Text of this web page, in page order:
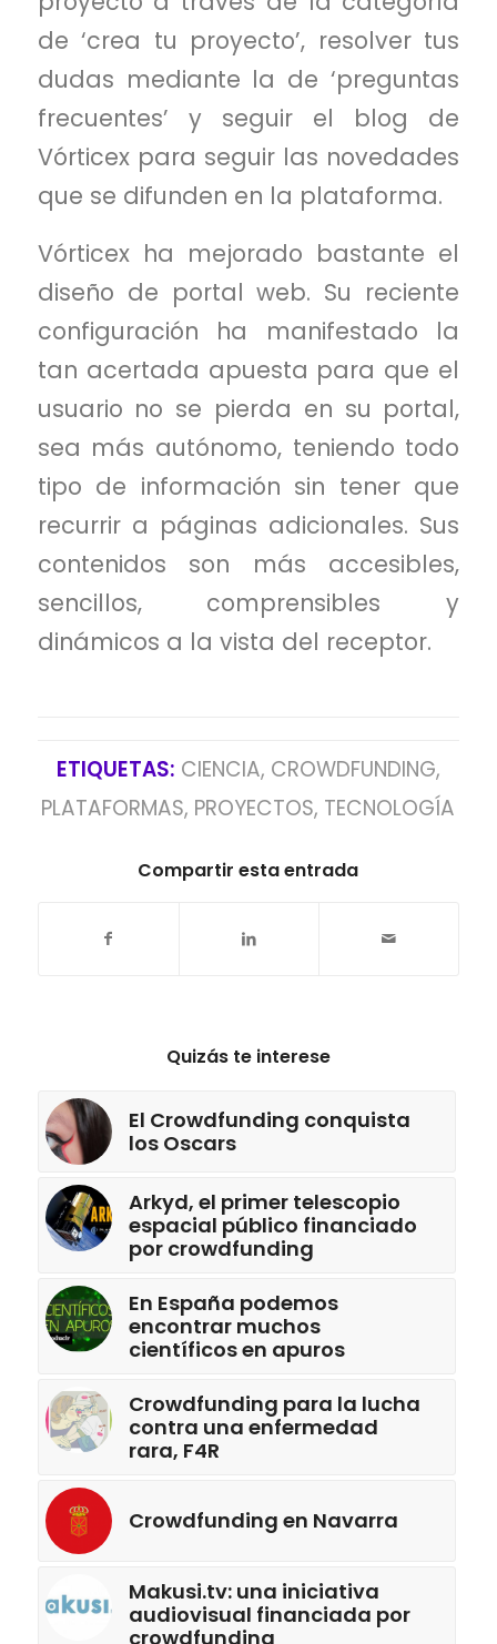
de ‘crea tu proyecto’, resolver tus
dudas mediante la de ‘preguntas
frecuentes’ y seguir el blog de
Vórticex para seguir las novedades
que se difunden en la plataforma.
Vórticex ha mejorado bastante el
diseño de portal web. Su reciente
configuración ha manifestado la
tan acertada apuesta para que el
usuario no se pierda en su portal,
sea más autónomo, teniendo todo
tipo de información sin tener que
recurrir a páginas adicionales. Sus
contenidos son más accesibles,
sencillos, comprensibles y
dinámicos a la vista del receptor.
ETIQUETAS: CIENCIA, CROWDFUNDING,
PLATAFORMAS, PROYECTOS, TECNOLOGÍA
Compartir esta entrada
Quizás te interese
El Crowdfunding conquista
los Oscars
Arkyd, el primer telescopio
espacial público financiado
por crowdfunding
En España podemos
encontrar muchos
científicos en apuros
Crowdfunding para la lucha
contra una enfermedad
rara, F4R
Crowdfunding en Navarra
Makusi.tv: una iniciativa
audiovisual financiada por
crowdfunding